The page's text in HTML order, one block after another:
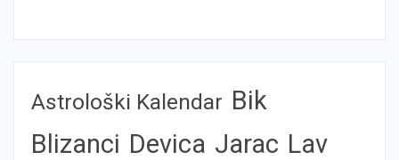
Astrološki Kalendar Bik
Blizanci Devica Jarac Lav